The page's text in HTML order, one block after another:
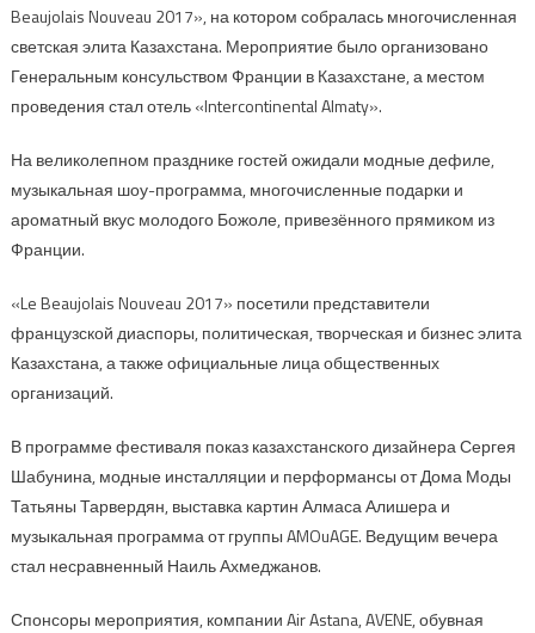
Beaujolais Nouveau 2017», на котором собралась многочисленная
светская элита Казахстана. Мероприятие было организовано
Генеральным консульством Франции в Казахстане, а местом
проведения стал отель «Intercontinental Almaty».
На великолепном празднике гостей ожидали модные дефиле,
музыкальная шоу-программа, многочисленные подарки и
ароматный вкус молодого Божоле, привезённого прямиком из
Франции.
«Le Beaujolais Nouveau 2017» посетили представители
французской диаспоры, политическая, творческая и бизнес элита
Казахстана, а также официальные лица общественных
организаций.
В программе фестиваля показ казахстанского дизайнера Сергея
Шабунина, модные инсталляции и перформансы от Дома Моды
Татьяны Тарвердян, выставка картин Алмаса Алишера и
музыкальная программа от группы AMOuAGE. Ведущим вечера
стал несравненный Наиль Ахмеджанов.
Спонсоры мероприятия, компании Air Astana, AVENE, обувная